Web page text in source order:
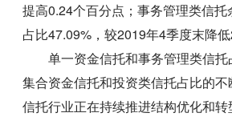
提高0.24个百分点；事务管理类信托
占比47.09%，较2019年4季度末降低
单一资金信托和事务管理类信托
集合资金信托和投资类信托占比的
信托行业正在持续推进结构优化和